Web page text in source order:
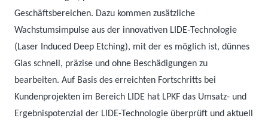
Geschäftsbereichen. Dazu kommen zusätzliche
Wachstumsimpulse aus der innovativen LIDE-Technologie
(Laser Induced Deep Etching), mit der es möglich ist, dünnes
Glas schnell, präzise und ohne Beschädigungen zu
bearbeiten. Auf Basis des erreichten Fortschritts bei
Kundenprojekten im Bereich LIDE hat LPKF das Umsatz- und
Ergebnispotenzial der LIDE-Technologie überprüft und aktuell